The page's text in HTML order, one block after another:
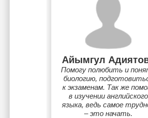
Айымгул
Помогу полюбить и
биологию,
к экзаменам. Так же
в изучении английского
языка, ведь самое
– это начать.